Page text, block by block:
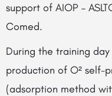
support of AIOP –
Comed.
During the training
production of O² self-
(adsorption method